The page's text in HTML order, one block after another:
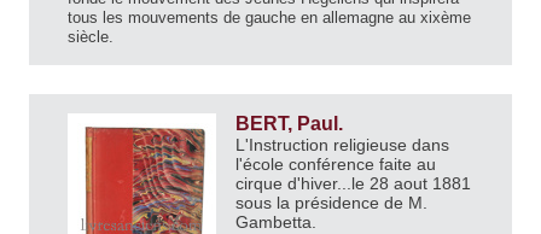
tous les mouvements de gauche en allemagne au xixème
siècle.
BERT, Paul.
L'Instruction religieuse dans
l'école conférence faite au
cirque d'hiver...le 28 aout 1881
sous la présidence de M.
Gambetta.